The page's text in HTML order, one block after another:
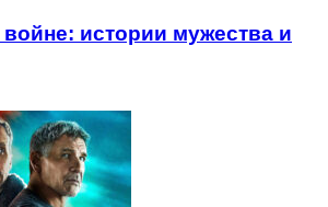
истории мужества и